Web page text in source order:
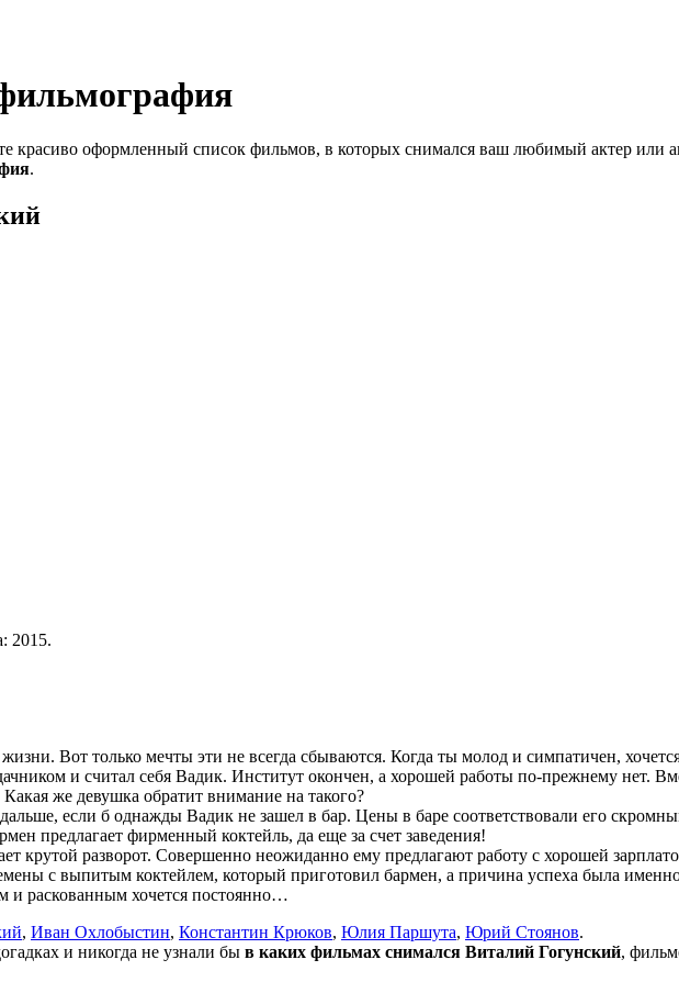
красиво оформленный список фильмов, в которых снимался ваш любимый актер или
.
2015.
Вот только мечты эти не всегда сбываются. Когда ты молод и симпатичен,
и считал себя Вадик. Институт окончен, а хорошей работы по-прежнему нет.
же девушка обратит внимание на такого?
если б однажды Вадик не зашел в бар. Цены в баре соответствовали его
предлагает фирменный коктейль, да еще за счет заведения!
крутой разворот. Совершенно неожиданно ему предлагают работу с хорошей
с выпитым коктейлем, который приготовил бармен, а причина успеха была
и раскованным хочется постоянно…
, Иван Охлобыстин, Константин Крюков, Юлия Паршута, Юрий Стоянов.
и никогда не узнали бы в каких фильмах снимался Виталий Гогунский,